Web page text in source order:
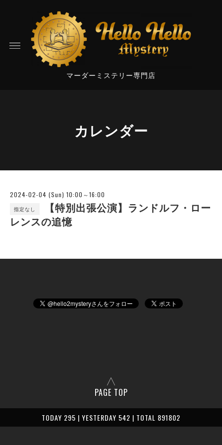
マーダーミステリー専門店
カレンダー
2024-02-04 (Sun) 10:00～16:00
指定なし
【特別出張公演】ランドルフ・ロー
レンスの追憶
PAGE TOP
TODAY 295 | YESTERDAY 542 | TOTAL 891802